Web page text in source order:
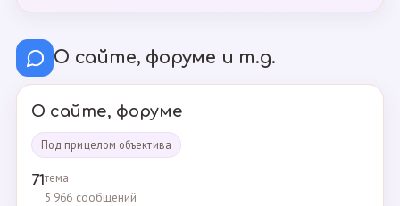
О сайте, форуме и т.д.
О сайте, форуме
Под прицелом объектива
71тема
5 966 сообщений